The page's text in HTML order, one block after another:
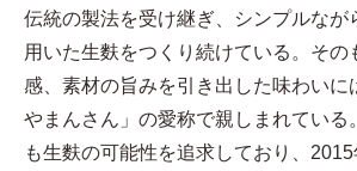
伝統の製法を受け継ぎ、シンプルなが
用いた生麩をつくり続けている。その
感、素材の旨みを引き出した味わいに
やまんさん」の愛称で親しまれている
も生麩の可能性を追求しており、